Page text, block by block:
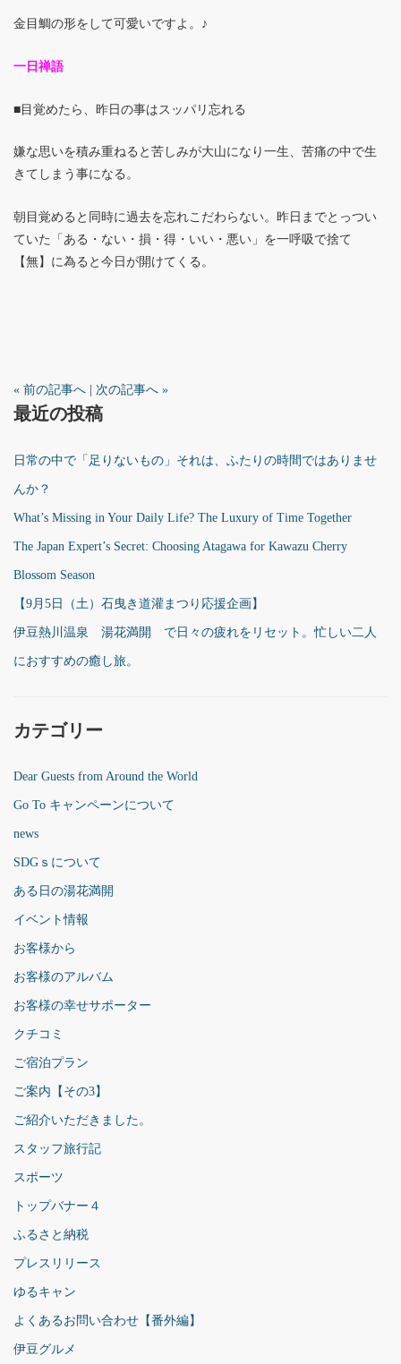
金目鯛の形をして可愛いですよ。♪
一日禅語
■目覚めたら、昨日の事はスッパリ忘れる
嫌な思いを積み重ねると苦しみが大山になり一生、苦痛の中で生
きてしまう事になる。
朝目覚めると同時に過去を忘れこだわらない。昨日までとっつい
ていた「ある・ない・損・得・いい・悪い」を一呼吸で捨て
【無】に為ると今日が開けてくる。
« 前の記事へ 次の記事へ »
最近の投稿
日常の中で「足りないもの」それは、ふたりの時間ではありませ
んか？
What’s Missing in Your Daily Life? The Luxury of Time Together
The Japan Expert’s Secret: Choosing Atagawa for Kawazu Cherry
Blossom Season
【9月5日（土）石曳き道灌まつり応援企画】
伊豆熱川温泉 湯花満開 で日々の疲れをリセット。忙しい二人
におすすめの癒し旅。
カテゴリー
Dear Guests from Around the World
Go To キャンペーンについて
news
SDGｓについて
ある日の湯花満開
イベント情報
お客様から
お客様のアルバム
お客様の幸せサポーター
クチコミ
ご宿泊プラン
ご案内【その3】
ご紹介いただきました。
スタッフ旅行記
スポーツ
トップバナー４
ふるさと納税
プレスリリース
ゆるキャン
よくあるお問い合わせ【番外編】
伊豆グルメ